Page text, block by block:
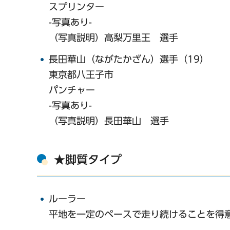
スプリンター
-写真あり-
（写真説明）高梨万里王 選手
長田華山（ながたかざん）選手（19）
東京都八王子市
パンチャー
-写真あり-
（写真説明）長田華山 選手
★脚質タイプ
ルーラー
平地を一定のペースで走り続けることを得